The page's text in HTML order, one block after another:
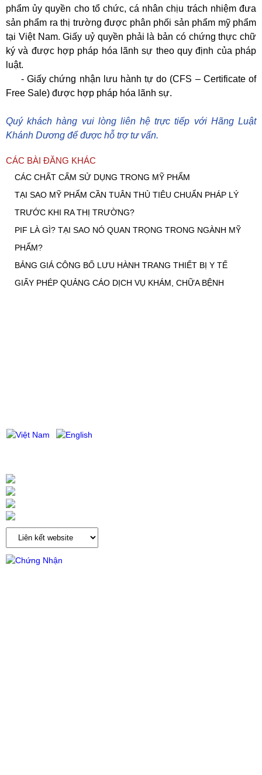
phẩm ủy quyền cho tổ chức, cá nhân chịu trách nhiệm đưa
sản phẩm ra thị trường được phân phối sản phẩm mỹ phẩm
tại Việt Nam. Giấy uỷ quyền phải là bản có chứng thực chữ
ký và được hợp pháp hóa lãnh sự theo quy định của pháp
luật.
- Giấy chứng nhận lưu hành tự do (CFS – Certificate of
Free Sale) được hợp pháp hóa lãnh sự.
Quý khách hàng vui lòng liên hệ trực tiếp với Hãng Luật
Khánh Dương để được hỗ trợ tư vấn.
CÁC BÀI ĐĂNG KHÁC
CÁC CHẤT CẤM SỬ DỤNG TRONG MỸ PHẨM
TẠI SAO MỸ PHẨM CẦN TUÂN THỦ TIÊU CHUẨN PHÁP LÝ
TRƯỚC KHI RA THỊ TRƯỜNG?
PIF LÀ GÌ? TẠI SAO NÓ QUAN TRỌNG TRONG NGÀNH MỸ
PHẨM?
BẢNG GIÁ CÔNG BỐ LƯU HÀNH TRANG THIẾT BỊ Y TẾ
GIẤY PHÉP QUẢNG CÁO DỊCH VỤ KHÁM, CHỮA BỆNH